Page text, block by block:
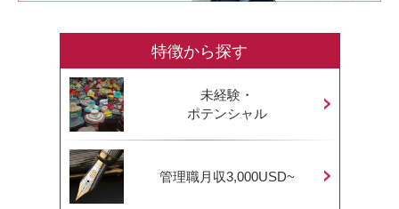
特徴から探す
未経験・
ポテンシャル
管理職月収3,000USD~